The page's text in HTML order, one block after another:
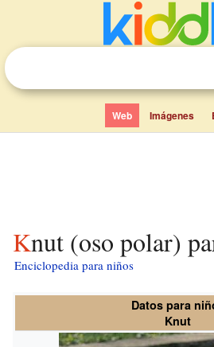
Web Imágenes
Knut (oso polar)
Enciclopedia para niños
Datos para
Knut